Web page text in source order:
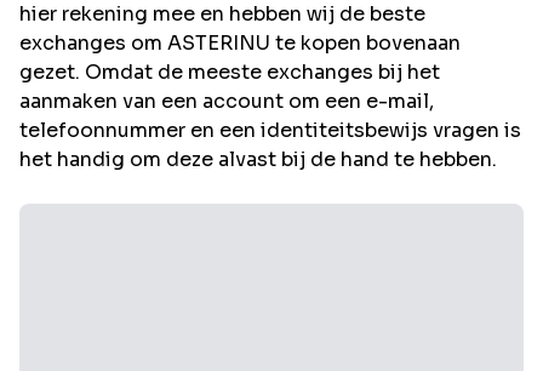
hier rekening mee en hebben wij de beste
exchanges om ASTERINU te kopen bovenaan
gezet. Omdat de meeste exchanges bij het
aanmaken van een account om een e-mail,
telefoonnummer en een identiteitsbewijs vragen is
het handig om deze alvast bij de hand te hebben.